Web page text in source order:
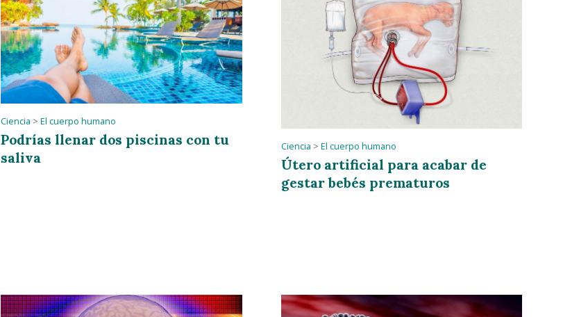
Ciencia > El cuerpo humano
Podrías llenar dos piscinas con tu
saliva
Ciencia > El cuerpo humano
Útero artificial para acabar de
gestar bebés prematuros